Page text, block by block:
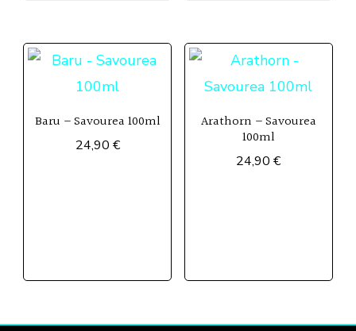
Baru – Savourea 100ml
24,90 €
Arathorn – Savourea
100ml
24,90€